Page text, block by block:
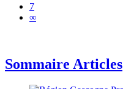
7
∞
Sommaire Articles